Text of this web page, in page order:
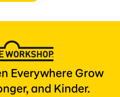
Everywhere Grow
and Kinder.